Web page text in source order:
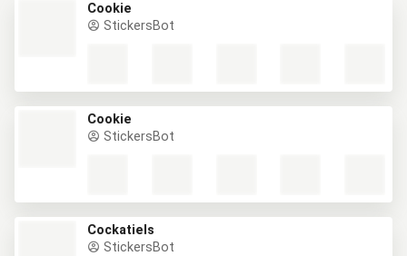
Cookie
StickersBot
Cookie
StickersBot
Cockatiels
StickersBot